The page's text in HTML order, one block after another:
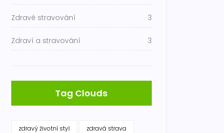
Zdravé stravování 3
Zdraví a stravování 3
Tag Clouds
zdravý životní styl zdravá strava